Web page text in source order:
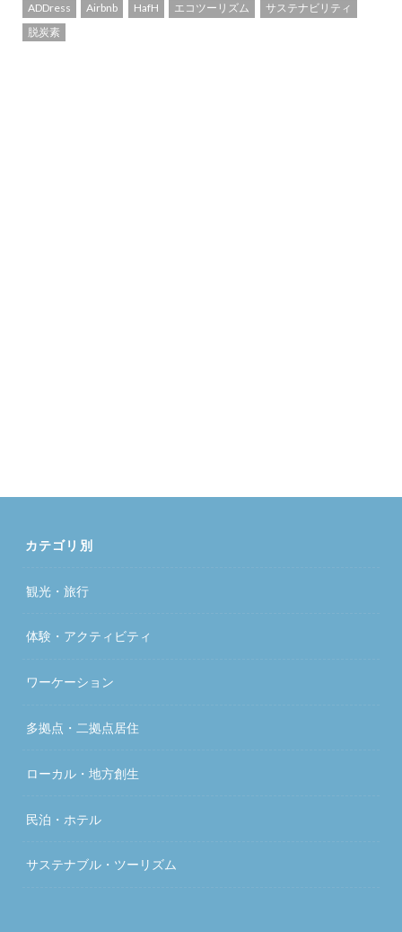
ADDress
Airbnb HafH エコツーリズム
サステナビリティ
脱炭素
カテゴリ別
観光・旅行
体験・アクティビティ
ワーケーション
多拠点・二拠点居住
ローカル・地方創生
民泊・ホテル
サステナブル・ツーリズム